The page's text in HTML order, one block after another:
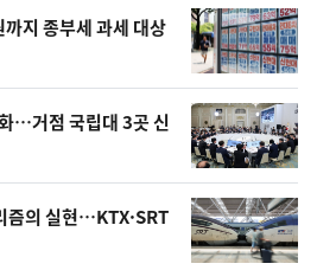
지 종부세 과세 대상
…거점 국립대 3곳 신
즘의 실현…KTX·SRT